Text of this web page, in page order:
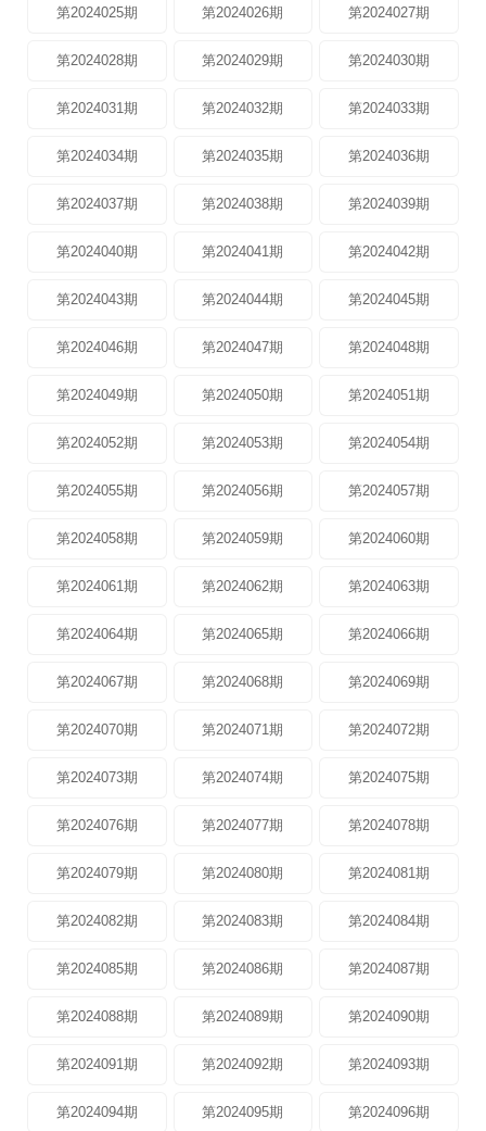
第2024025期 第2024026期 第2024027期
第2024028期 第2024029期 第2024030期
第2024031期 第2024032期 第2024033期
第2024034期 第2024035期 第2024036期
第2024037期 第2024038期 第2024039期
第2024040期 第2024041期 第2024042期
第2024043期 第2024044期 第2024045期
第2024046期 第2024047期 第2024048期
第2024049期 第2024050期 第2024051期
第2024052期 第2024053期 第2024054期
第2024055期 第2024056期 第2024057期
第2024058期 第2024059期 第2024060期
第2024061期 第2024062期 第2024063期
第2024064期 第2024065期 第2024066期
第2024067期 第2024068期 第2024069期
第2024070期 第2024071期 第2024072期
第2024073期 第2024074期 第2024075期
第2024076期 第2024077期 第2024078期
第2024079期 第2024080期 第2024081期
第2024082期 第2024083期 第2024084期
第2024085期 第2024086期 第2024087期
第2024088期 第2024089期 第2024090期
第2024091期 第2024092期 第2024093期
第2024094期 第2024095期 第2024096期